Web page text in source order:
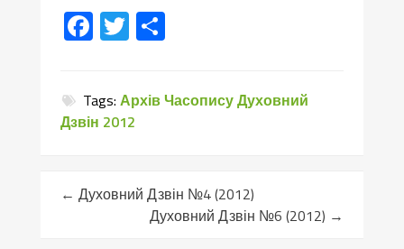
Facebook
Twitter
Tags:Архів Часопису Духовний
Дзвін 2012
← Духовний Дзвін №4 (2012)
Духовний Дзвін №6 (2012) →